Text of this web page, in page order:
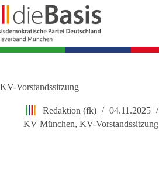
Zum
Inhalt
springen
KV-Vorstandssitzung
Redaktion (fk)
04.11.2025
KV München, KV-Vorstandssitzung